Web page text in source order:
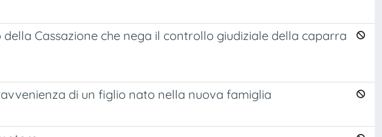
Cassazione che nega il controllo giudiziale della caparra
di un figlio nato nella nuova famiglia